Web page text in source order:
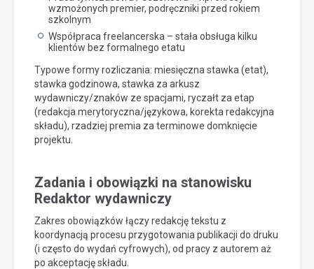
wzmożonych premier, podręczniki przed rokiem
szkolnym
Współpraca freelancerska – stała obsługa kilku
klientów bez formalnego etatu
Typowe formy rozliczania: miesięczna stawka (etat),
stawka godzinowa, stawka za arkusz
wydawniczy/znaków ze spacjami, ryczałt za etap
(redakcja merytoryczna/językowa, korekta redakcyjna
składu), rzadziej premia za terminowe domknięcie
projektu.
Zadania i obowiązki na stanowisku
Redaktor wydawniczy
Zakres obowiązków łączy redakcję tekstu z
koordynacją procesu przygotowania publikacji do druku
(i często do wydań cyfrowych), od pracy z autorem aż
po akceptację składu.